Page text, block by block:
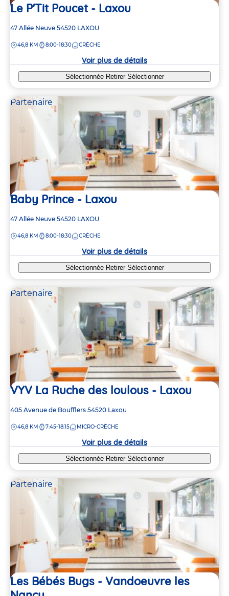
Le P'Tit Poucet - Laxou
Adresse
la
47 Allée Neuve 54520 LAXOU
DISTANCE
46,8 KM 8:00-18:30 CRÈCHE
Voir plus de détails
Sélectionnée Retirer Sélectionner
Partenaire
Baby Prince - Laxou
Adresse
la
47 Allée Neuve 54520 LAXOU
DISTANCE
46,8 KM 8:00-18:30 CRÈCHE
Voir plus de détails
Sélectionnée Retirer Sélectionner
Partenaire
VYV La Ruche des loulous - Laxou
Adresse
la
405 Avenue de Boufflers 54520 Laxou
DISTANCE
46,8 KM 7:45-18:15 MICRO-CRÈCHE
Voir plus de détails
Sélectionnée Retirer Sélectionner
Partenaire
Les Bébés Bugs - Vandoeuvre les